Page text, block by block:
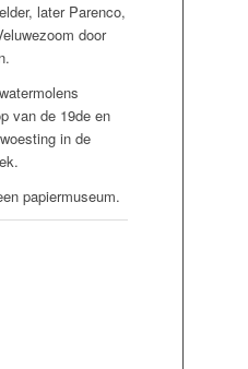
later Parenco,
door
van de 19de en
in de
papiermuseum.